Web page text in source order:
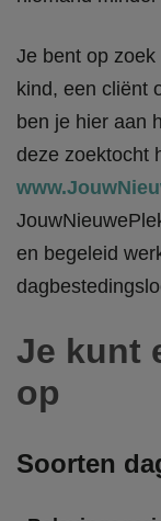
Je bent op
kind, een cliënt
ben je hier aan
deze zoektocht
en begeleid
Je kunt
op
Soorten